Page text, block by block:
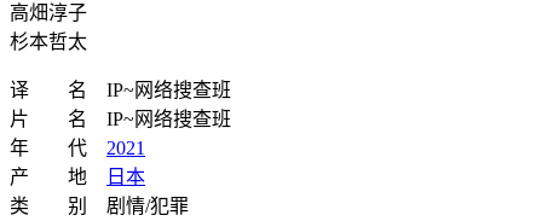
高畑淳子
杉本哲太
译 名 IP~网络搜查班
片 名 IP~网络搜查班
年 代 2021
产 地
日本
类 别 剧情/犯罪